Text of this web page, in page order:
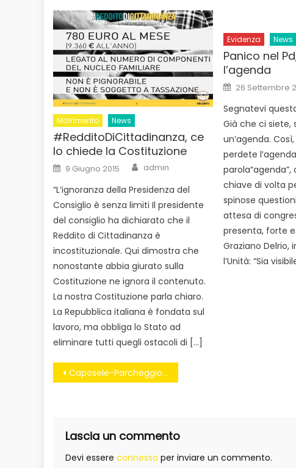
MoVimento News
#RedditoDiCittadinanza, ce
lo chiede la Costituzione
Posted
on
9 Giugno 2015 Author
admin
“L’ignoranza della Presidenza del
Consiglio è senza limiti Il presidente
del consiglio ha dichiarato che il
Reddito di Cittadinanza è
incostituzionale. Qui dimostra che
nonostante abbia giurato sulla
Costituzione ne ignora il contenuto.
La nostra Costituzione parla chiaro.
La Repubblica italiana è fondata sul
lavoro, ma obbliga lo Stato ad
eliminare tutti quegli ostacoli di […]
Evidenza News
Panico nel
l’agenda
Posted
on
26 Settembre
Segnatevi
Già che ci siete,
un’agenda.
perdete
chiave di volta
spinose
attesa di
presenta, forte
Graziano Delrio,
l’Unità: “Sia
Navigazione
Caposele-Parcheggio multipiano. La minoranza va all’attacco
Lascia un commento
Devi essere connesso per inviare un commento.